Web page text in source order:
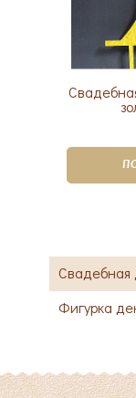
Свадебная
Фигурка